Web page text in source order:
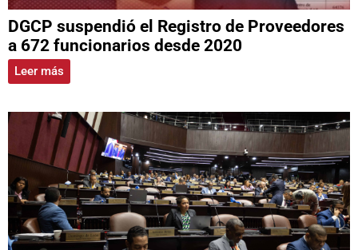
DGCP suspendió el Registro de Proveedores
a 672 funcionarios desde 2020
Leer más